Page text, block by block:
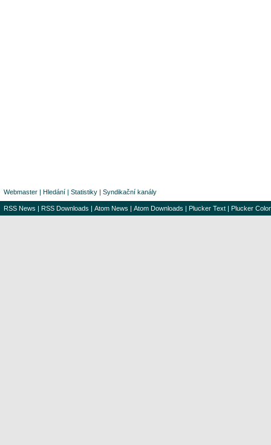
Webmaster | Hledání | Statistiky | Syndikační kanály
RSS News | RSS Downloads | Atom News | Atom Downloads | Plucker Text | Plucker Color